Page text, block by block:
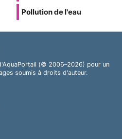
Pollution de l'eau
(© 2006–2026) pour un
soumis à droits d'auteur.